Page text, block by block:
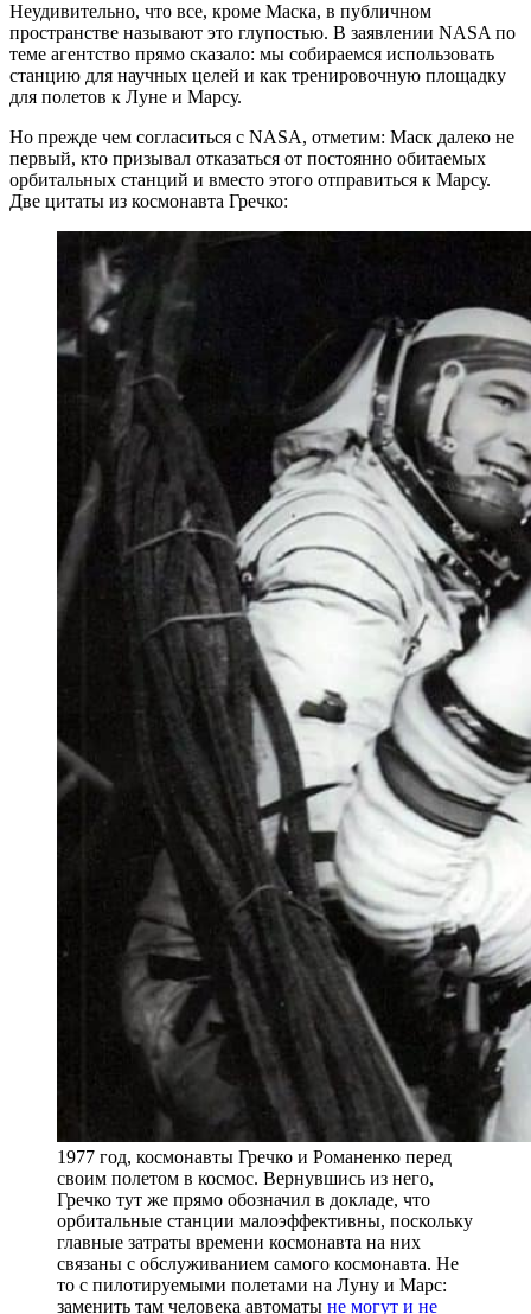
Неудивительно, что все, кроме Маска, в публичном
пространстве называют это глупостью. В заявлении NASA по
теме агентство прямо сказало: мы собираемся использовать
станцию для научных целей и как тренировочную площадку
для полетов к Луне и Марсу.
Но прежде чем согласиться с NASA, отметим: Маск далеко не
первый, кто призывал отказаться от постоянно обитаемых
орбитальных станций и вместо этого отправиться к Марсу.
Две цитаты из космонавта Гречко:
1977 год, космонавты Гречко и Романенко перед
своим полетом в космос. Вернувшись из него,
Гречко тут же прямо обозначил в докладе, что
орбитальные станции малоэффективны, поскольку
главные затраты времени космонавта на них
связаны с обслуживанием самого космонавта. Не
то с пилотируемыми полетами на Луну и Марс:
заменить там человека автоматы не могут и не